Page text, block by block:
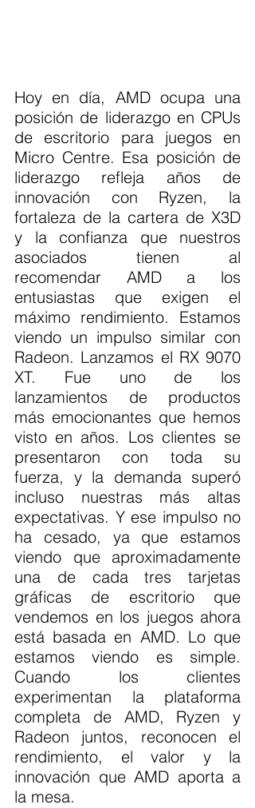
Hoy en día, AMD ocupa una
posición de liderazgo en CPUs
de escritorio para juegos en
Micro Centre. Esa posición de
liderazgo refleja años de
innovación con Ryzen, la
fortaleza de la cartera de X3D
y la confianza que nuestros
asociados tienen al
recomendar AMD a los
entusiastas que exigen el
máximo rendimiento. Estamos
viendo un impulso similar con
Radeon. Lanzamos el RX 9070
XT. Fue uno de los
lanzamientos de productos
más emocionantes que hemos
visto en años. Los clientes se
presentaron con toda su
fuerza, y la demanda superó
incluso nuestras más altas
expectativas. Y ese impulso no
ha cesado, ya que estamos
viendo que aproximadamente
una de cada tres tarjetas
gráficas de escritorio que
vendemos en los juegos ahora
está basada en AMD. Lo que
estamos viendo es simple.
Cuando los clientes
experimentan la plataforma
completa de AMD, Ryzen y
Radeon juntos, reconocen el
rendimiento, el valor y la
innovación que AMD aporta a
la mesa.